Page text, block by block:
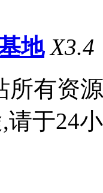
地 X3.4
有资
请于24